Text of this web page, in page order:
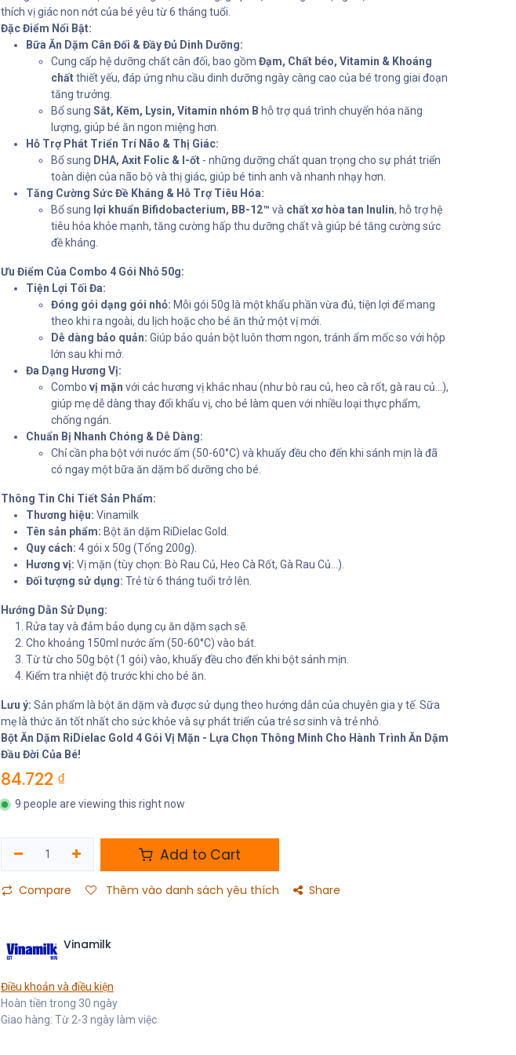
thích vị giác non nớt của bé yêu từ 6 tháng tuổi.
Đặc Điểm Nổi Bật:
Bữa Ăn Dặm Cân Đối & Đầy Đủ Dinh Dưỡng:
Cung cấp hệ dưỡng chất cân đối, bao gồm Đạm, Chất béo, Vitamin & Khoáng
chấtthiết yếu, đáp ứng nhu cầu dinh dưỡng ngày càng cao của bé trong giai đoạn
tăng trưởng.
Bổ sung Sắt, Kẽm, Lysin, Vitamin nhóm B hỗ trợ quá trình chuyển hóa năng
lượng, giúp bé ăn ngon miệng hơn.
Hỗ Trợ Phát Triển Trí Não & Thị Giác:
Bổ sung DHA, Axit Folic & I-ốt - những dưỡng chất quan trọng cho sự phát triển
toàn diện của não bộ và thị giác, giúp bé tinh anh và nhanh nhạy hơn.
Tăng Cường Sức Đề Kháng & Hỗ Trợ Tiêu Hóa:
Bổ sung lợi khuẩn Bifidobacterium, BB-12™ và chất xơ hòa tan Inulin, hỗ trợ hệ
tiêu hóa khỏe mạnh, tăng cường hấp thu dưỡng chất và giúp bé tăng cường sức
đề kháng.
Ưu Điểm Của Combo 4 Gói Nhỏ 50g:
Tiện Lợi Tối Đa:
Đóng gói dạng gói nhỏ: Mỗi gói 50g là một khẩu phần vừa đủ, tiện lợi để mang
theo khi ra ngoài, du lịch hoặc cho bé ăn thử một vị mới.
Dễ dàng bảo quản: Giúp bảo quản bột luôn thơm ngon, tránh ẩm mốc so với hộp
lớn sau khi mở.
Đa Dạng Hương Vị:
Combo vị mặn với các hương vị khác nhau (như bò rau củ, heo cà rốt, gà rau củ...),
giúp mẹ dễ dàng thay đổi khẩu vị, cho bé làm quen với nhiều loại thực phẩm,
chống ngán.
Chuẩn Bị Nhanh Chóng & Dễ Dàng:
Chỉ cần pha bột với nước ấm (50-60°C) và khuấy đều cho đến khi sánh mịn là đã
có ngay một bữa ăn dặm bổ dưỡng cho bé.
Thông Tin Chi Tiết Sản Phẩm:
Thương hiệu: Vinamilk
Tên sản phẩm: Bột ăn dặm RiDielac Gold.
Quy cách: 4 gói x 50g (Tổng 200g).
Hương vị: Vị mặn (tùy chọn: Bò Rau Củ, Heo Cà Rốt, Gà Rau Củ...).
Đối tượng sử dụng: Trẻ từ 6 tháng tuổi trở lên.
Hướng Dẫn Sử Dụng:
Rửa tay và đảm bảo dụng cụ ăn dặm sạch sẽ.
Cho khoảng 150ml nước ấm (50-60°C) vào bát.
Từ từ cho 50g bột (1 gói) vào, khuấy đều cho đến khi bột sánh mịn.
Kiểm tra nhiệt độ trước khi cho bé ăn.
Lưu ý: Sản phẩm là bột ăn dặm và được sử dụng theo hướng dẫn của chuyên gia y tế. Sữa
mẹ là thức ăn tốt nhất cho sức khỏe và sự phát triển của trẻ sơ sinh và trẻ nhỏ.
Bột Ăn Dặm RiDielac Gold 4 Gói Vị Mặn - Lựa Chọn Thông Minh Cho Hành Trình Ăn Dặm
Đầu Đời Của Bé!
84.722 ₫
9 people are viewing this right now
Add to Cart
Compare Thêm vào danh sách yêu thích Share
Vinamilk
Điều khoản và điều kiện
Hoàn tiền trong 30 ngày
Giao hàng: Từ 2-3 ngày làm việc